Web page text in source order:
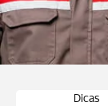
Dicas